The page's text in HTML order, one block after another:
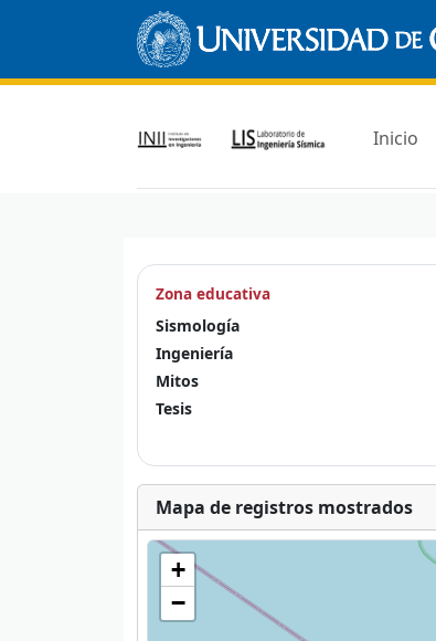
Inicio
Zona educativa
Sismología
Ingeniería
Mitos
Tesis
Mapa de registros mostrados
+
−